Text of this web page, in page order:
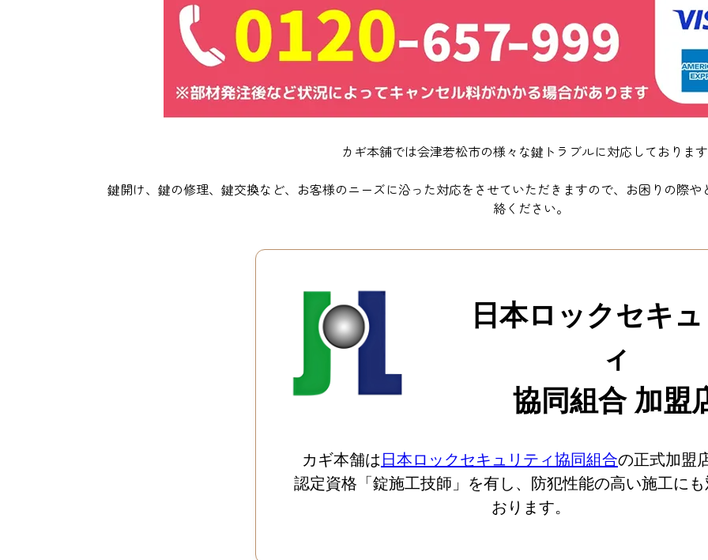
カギ本舗では会津若松市の様々な鍵トラブルに対応しておりま
鍵開け、鍵の修理、鍵交換など、お客様のニーズに沿った対応をさせていただきますので、お困りの際
絡ください。
日本ロックセキ
ィ
協同組合 加盟
カギ本舗は 日本ロックセキュリティ協同組合の正式加盟
認定資格「錠施工技師」を有し、防犯性能の高い施工に
おります。